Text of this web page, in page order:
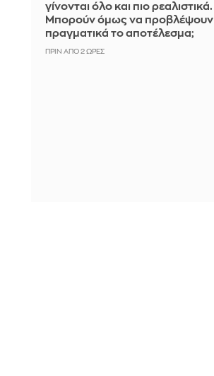
γίνονται όλο και πιο ρεαλιστικά.
Μπορούν όμως να προβλέψουν
πραγματικά το αποτέλεσμα;
ΠΡΙΝ ΑΠΌ 2 ΏΡΕΣ